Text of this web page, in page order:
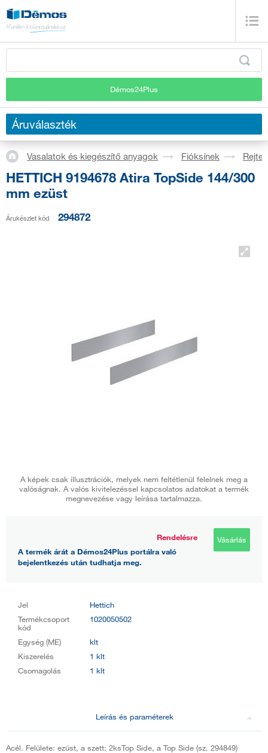
Démos24Plus
Áruválaszték
Vasalatok és kiegészítő anyagok Fióksínek
HETTICH 9194678 Atira TopSide 144/300
mm ezüst
Árukészlet kód 294872
A képek csak illusztrációk, melyek nem feltétlenül felelnek meg a
valóságnak. A valós kivitelezéssel kapcsolatos adatokat a termék
megnevezése vagy leírása tartalmazza.
Rendelésre
A termék árát a Démos24Plus portálra való
bejelentkezés után tudhatja meg.
Vásárlás
Jel
Hettich
Termékcsoport
kód
1020050502
Egység (ME)
klt
Kiszerelés
1 klt
Csomagolás
1 klt
Leírás és paraméterek
Acél. Felülete: ezüst, a szett: 2ksTop Side, a Top Side (sz. 294849)